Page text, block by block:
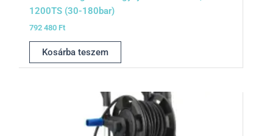
1200TS (30-180bar)
792 480 Ft
Kosárba teszem